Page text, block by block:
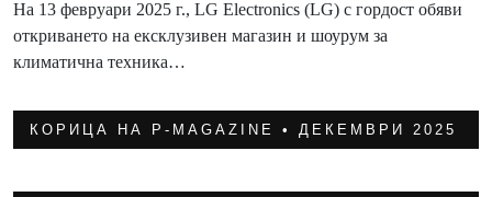
На 13 февруари 2025 г., LG Electronics (LG) с гордост обяви
откриването на ексклузивен магазин и шоурум за
климатична техника…
КОРИЦА НА P-MAGAZINE • ДЕКЕМВРИ 2025